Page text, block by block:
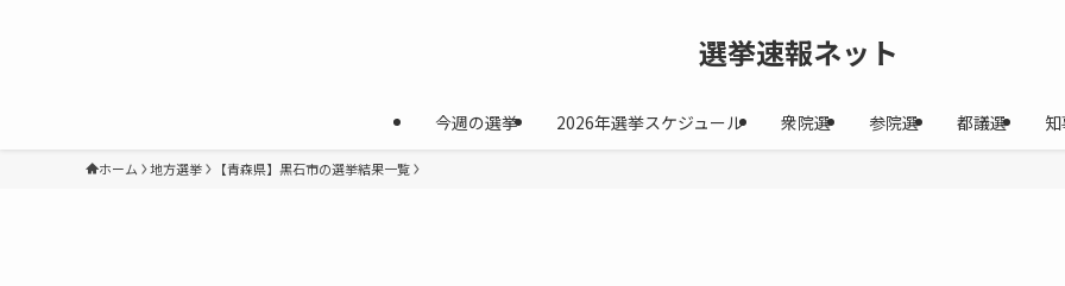
選挙速報ネット
今週の選挙 2026年選挙スケジュール 衆院選 参院選 都議選
ホーム 地方選挙 【青森県】黒石市の選挙結果一覧